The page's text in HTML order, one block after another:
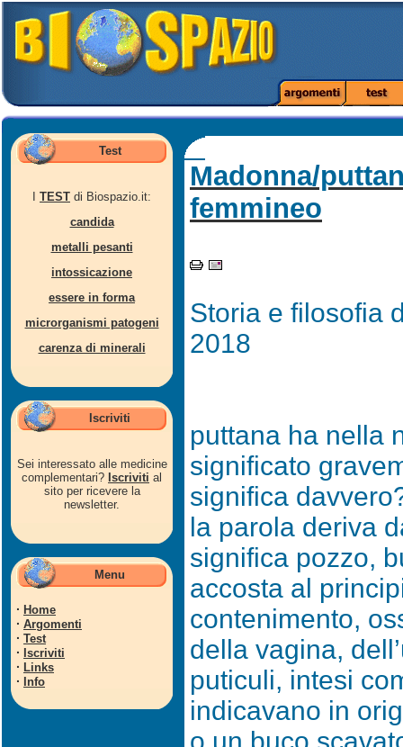
Test
TEST di Biospazio.it:
candida
metalli pesanti
intossicazione
essere in forma
microrganismi patogeni
carenza di minerali
Iscriviti
Sei interessato alle medicine
complementari? Iscriviti al
sito per ricevere la
newsletter.
Menu
· Home
· Argomenti
· Test
· Iscriviti
· Links
· Info
Madonna/
femmineo
Storia e filosofia
2018
puttana ha nella
significato
significa
la parola deriva
significa pozzo,
accosta al
contenimento,
della vagina,
puticuli, intesi
indicavano in